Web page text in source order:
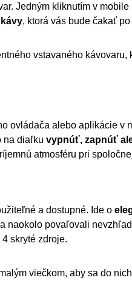
Jedným kliknutím v
, ktorá vás bude čakať
vstavaného kávovaru,
ovládača alebo aplikácie v
na diaľku vypnúť, zapnúť
atmosféru pri
a dostupné. Ide o
naokolo povaľovali
skryté zdroje.
viečkom, aby sa do